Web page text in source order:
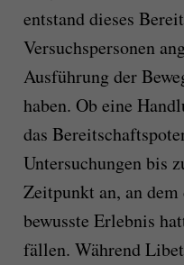
entstand dieses
Versuchspersonen
Ausführung der
haben. Ob eine
das
Untersuchungen bis
Zeitpunkt an, an dem
bewusste Erlebnis
fällen. Während